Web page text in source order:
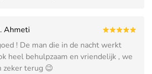
Ahmeti
! De man die in de nacht werkt
heel behulpzaam en vriendelijk , we
zeker terug 😉